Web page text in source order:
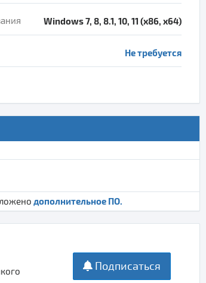
Windows 7, 8, 8.1, 10, 11 (x86, x64)
Не требуется
дополнительное ПО.
Подписаться